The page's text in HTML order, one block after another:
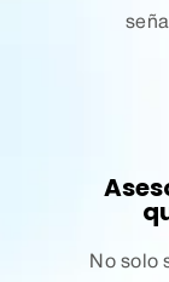
No solo